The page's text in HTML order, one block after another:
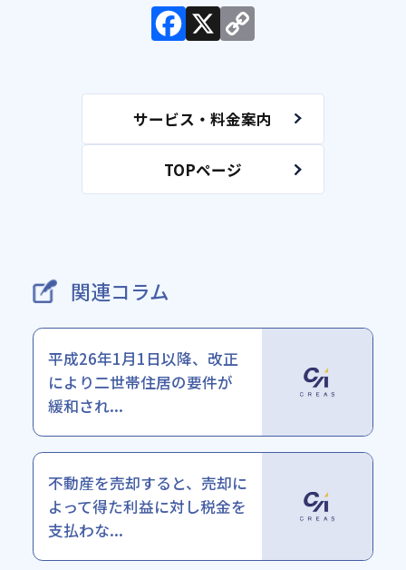
TOPページ
サービス・料金案内
関連コラム
平成26年1月1日以降、改正
により二世帯住居の要件が
緩和され...
不動産を売却すると、売却に
よって得た利益に対し税金を
支払わな...